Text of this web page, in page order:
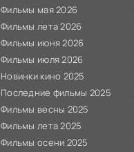
Фильмы мая 2026
Фильмы лета 2026
Фильмы июня 2026
Фильмы июля 2026
Новинки кино 2025
Последние фильмы 2025
Фильмы весны 2025
Фильмы лета 2025
Фильмы осени 2025